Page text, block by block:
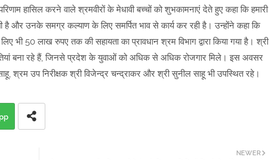
हासिल करने वाले श्रमवीरों के मेधावी बच्चों को शुभकामनाएं देते हुए कहा कि हमारी
और उनके समग्र कल्याण के लिए समर्पित भाव से कार्य कर रही है। उन्होंने कहा कि
भी 50 लाख रुपए तक की सहायता का प्रावधान श्रम विभाग द्वारा किया गया है। श्री
बना रहे हैं, जिनसे प्रदेश के युवाओं को अधिक से अधिक रोजगार मिले। इस अवसर
श्रम उप निरीक्षक श्री विजेन्द्र चन्द्राकर और श्री सुनील साहू भी उपस्थित रहे।
NEWER